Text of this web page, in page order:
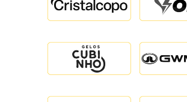
MAJESTOSO